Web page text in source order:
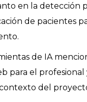
en la detección
de pacientes
de IA
para el profesional
del